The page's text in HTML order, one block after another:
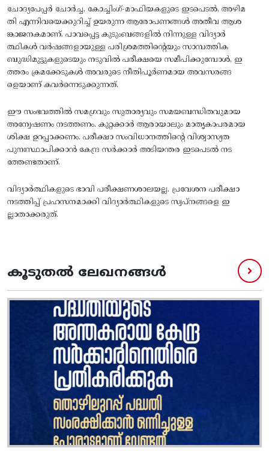
ചോദ്യപേപ്പർ ചോർച്ച, കോച്ചിംഗ്-മാഫിയകളുടെ ഇടപെടൽ, അഴിമ
തി എന്നിവയെക്കുറിച്ച് ഉയരുന്ന ആരോപണങ്ങൾ അതീവ ആശ
ങ്കാജനകമാണ്. പാവപ്പെട്ട കുടുംബങ്ങളിൽ നിന്നുള്ള വിദ്യാർ
ത്ഥികൾ വർഷങ്ങളായുള്ള പരിശ്രമത്തിന്റെയും സാമ്പത്തിക
ബുദ്ധിമുട്ടുകളുടെയും നടുവിൽ പരീക്ഷയെ സമീപിക്കുമ്പോൾ, ഇ
ത്തരം ക്രമക്കേടുകൾ അവരുടെ നീതിപൂർണമായ അവസരങ്ങ
ളെയാണ് കവർന്നെടുക്കുന്നത്.
ഈ സംഭവത്തിൽ സമഗ്രവും സുതാര്യവും സമയബന്ധിതവുമായ
അന്വേഷണം നടത്തണം. കുറ്റക്കാർ ആരായാലും മാതൃകാപരമായ
ശിക്ഷ ഉറപ്പാക്കണം. പരീക്ഷാ സംവിധാനത്തിന്റെ വിശ്വാസ്യത
പുനഃസ്ഥാപിക്കാൻ കേന്ദ്ര സർക്കാർ അടിയന്തര ഇടപെടൽ നട
ത്തേണ്ടതാണ്.
വിദ്യാർത്ഥികളുടെ ഭാവി പരീക്ഷണശാലയല്ല. പ്രവേശന പരീക്ഷാ
നടത്തിപ്പ് പ്രഹസനമാക്കി വിദ്യാർത്ഥികളുടെ സ്വപ്നങ്ങളെ ഇ
ല്ലാതാക്കരുത്.
കൂടുതൽ ലേഖനങ്ങൾ